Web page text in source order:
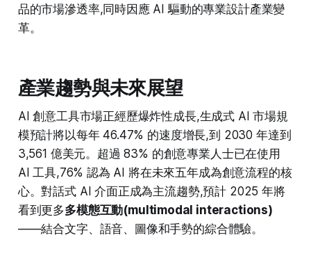
品的市場滲透率,同時因應 AI 驅動的專業設計產業變
革。​
產業趨勢與未來展望
AI 創意工具市場正經歷爆炸性成長,生成式 AI 市場規
模預計將以每年 46.47% 的速度增長,到 2030 年達到
3,561 億美元。超過 83% 的創意專業人士已在使用
AI 工具,76% 認為 AI 將在未來五年成為創意流程的核
心。對話式 AI 介面正成為主流趨勢,預計 2025 年將
看到更多多模態互動(multimodal interactions)
——結合文字、語音、圖像和手勢的綜合體驗。​